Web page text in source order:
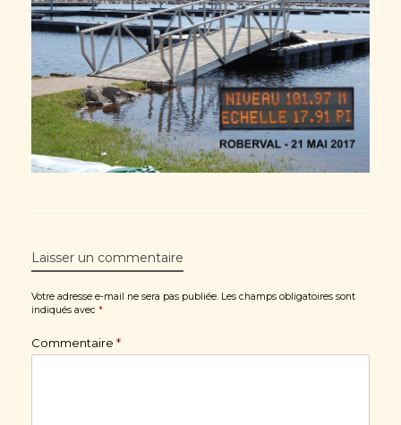
Laisser un commentaire
Votre adresse e-mail ne sera pas publiée. Les champs obligatoires sont
indiqués avec *
Commentaire *